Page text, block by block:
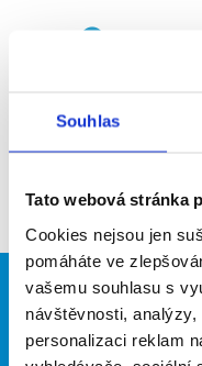
Souhlas
Tato webová stránka
Cookies nejsou jen
pomáháte ve
vašemu souhlasu s
návštěvnosti,
personalizaci reklam
Brigádníci
Články